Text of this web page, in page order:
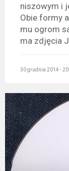
niszowym i
Obie formy
mu ogrom
ma zdjęcia
30 grudnia 2014 -